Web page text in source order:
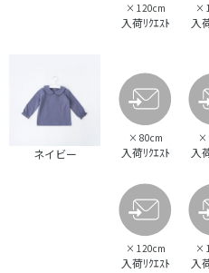
× 120cm
入荷ﾘｸｴｽﾄ
×
入
ネイビー
× 80cm
入荷ﾘｸｴｽﾄ
×
入
× 120cm
入荷ﾘｸｴｽﾄ
×
入